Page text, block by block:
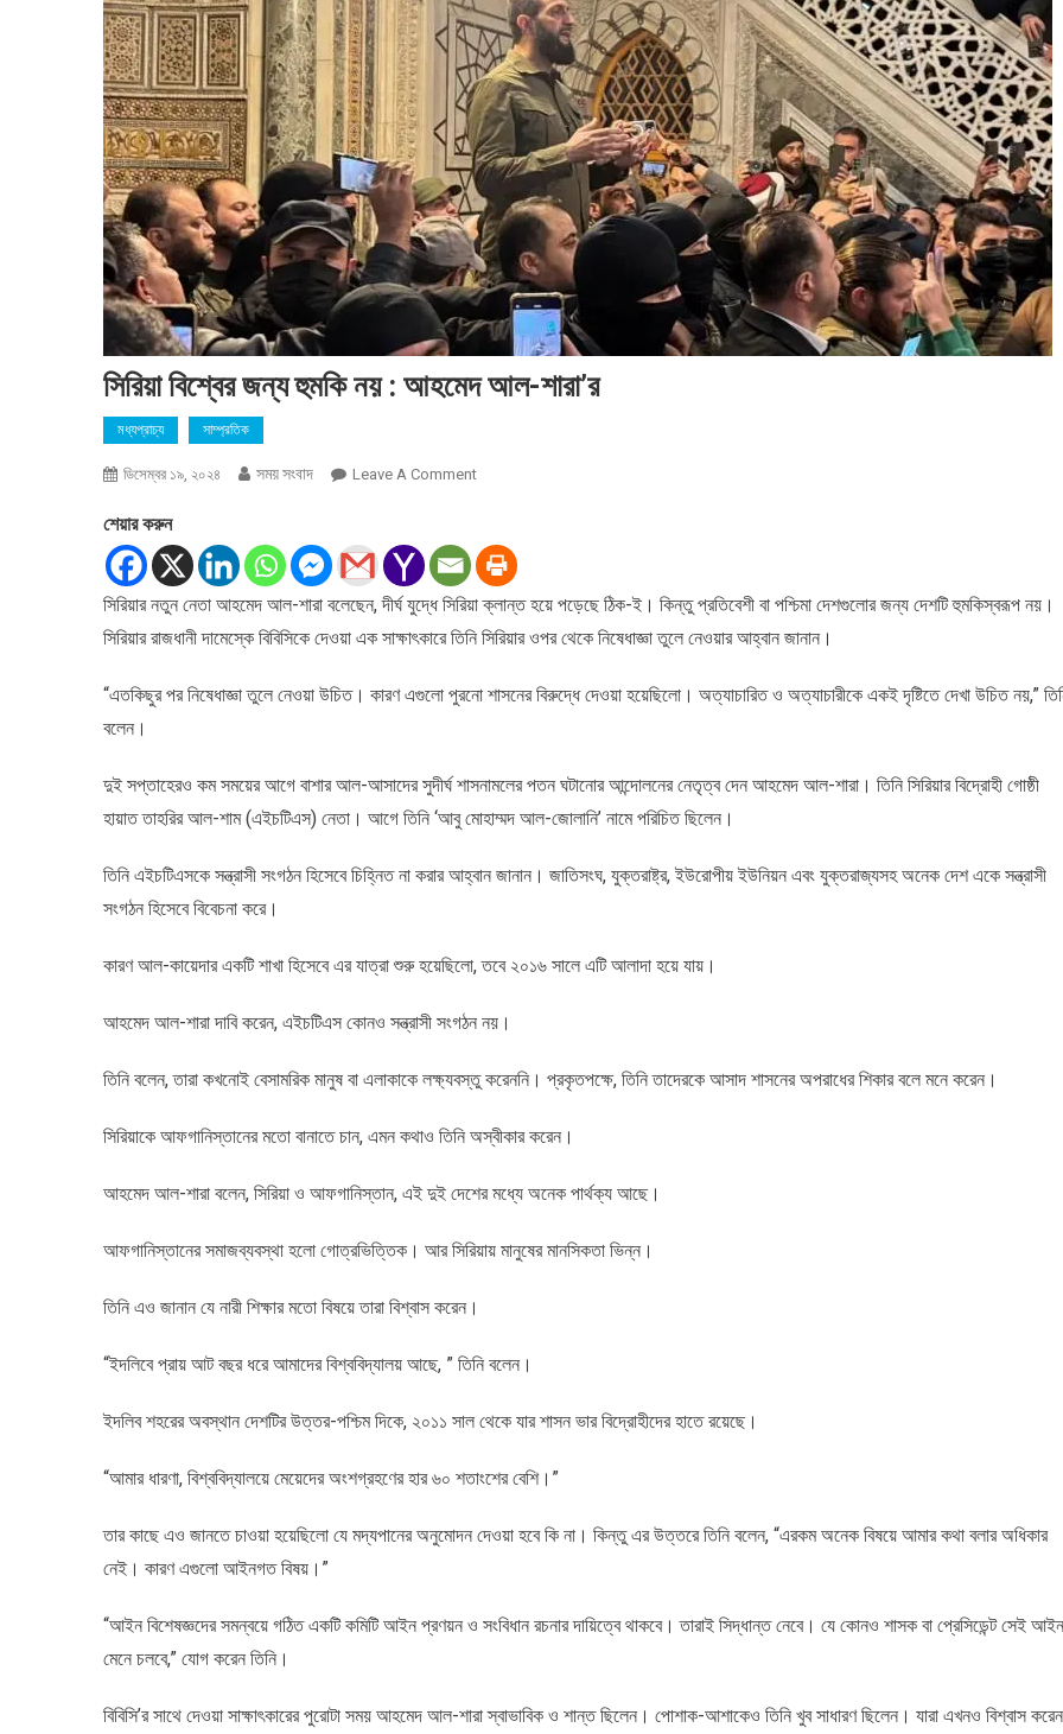
সিরিয়া বিশ্বের জন্য হুমকি নয় : আহমেদ আল-শারা’র
মধ্যপ্রাচ্য সাম্প্রতিক
ডিসেম্বর ১৯, ২০২৪ সময় সংবাদ Leave A CommentOn
জন্য
হুমকি
নয়
:
আল-
শেয়ার করুন
সিরিয়ার নতুন নেতা আহমেদ আল-শারা বলেছেন, দীর্ঘ যুদ্ধে সিরিয়া ক্লান্ত হয়ে পড়েছে ঠিক-ই। কিন্তু প্রতিবেশী বা পশ্চিমা দেশগুলোর জন্য দেশটি হুমকিস্বরূপ নয়।
সিরিয়ার রাজধানী দামেস্কে বিবিসিকে দেওয়া এক সাক্ষাৎকারে তিনি সিরিয়ার ওপর থেকে নিষেধাজ্ঞা তুলে নেওয়ার আহ্বান জানান।
“এতকিছুর পর নিষেধাজ্ঞা তুলে নেওয়া উচিত। কারণ এগুলো পুরনো শাসনের বিরুদ্ধে দেওয়া হয়েছিলো। অত্যাচারিত ও অত্যাচারীকে একই দৃষ্টিতে দেখা উচিত নয়,”
বলেন।
দুই সপ্তাহেরও কম সময়ের আগে বাশার আল-আসাদের সুদীর্ঘ শাসনামলের পতন ঘটানোর আন্দোলনের নেতৃত্ব দেন আহমেদ আল-শারা। তিনি সিরিয়ার বিদ্রোহী গোষ্ঠী
হায়াত তাহরির আল-শাম (এইচটিএস) নেতা। আগে তিনি ‘আবু মোহাম্মদ আল-জোলানি’ নামে পরিচিত ছিলেন।
তিনি এইচটিএসকে সন্ত্রাসী সংগঠন হিসেবে চিহ্নিত না করার আহ্বান জানান। জাতিসংঘ, যুক্তরাষ্ট্র, ইউরোপীয় ইউনিয়ন এবং যুক্তরাজ্যসহ অনেক দেশ একে সন্ত্রাসী
সংগঠন হিসেবে বিবেচনা করে।
কারণ আল-কায়েদার একটি শাখা হিসেবে এর যাত্রা শুরু হয়েছিলো, তবে ২০১৬ সালে এটি আলাদা হয়ে যায়।
আহমেদ আল-শারা দাবি করেন, এইচটিএস কোনও সন্ত্রাসী সংগঠন নয়।
তিনি বলেন, তারা কখনোই বেসামরিক মানুষ বা এলাকাকে লক্ষ্যবস্তু করেননি। প্রকৃতপক্ষে, তিনি তাদেরকে আসাদ শাসনের অপরাধের শিকার বলে মনে করেন।
সিরিয়াকে আফগানিস্তানের মতো বানাতে চান, এমন কথাও তিনি অস্বীকার করেন।
আহমেদ আল-শারা বলেন, সিরিয়া ও আফগানিস্তান, এই দুই দেশের মধ্যে অনেক পার্থক্য আছে।
আফগানিস্তানের সমাজব্যবস্থা হলো গোত্রভিত্তিক। আর সিরিয়ায় মানুষের মানসিকতা ভিন্ন।
তিনি এও জানান যে নারী শিক্ষার মতো বিষয়ে তারা বিশ্বাস করেন।
“ইদলিবে প্রায় আট বছর ধরে আমাদের বিশ্ববিদ্যালয় আছে, ” তিনি বলেন।
ইদলিব শহরের অবস্থান দেশটির উত্তর-পশ্চিম দিকে, ২০১১ সাল থেকে যার শাসন ভার বিদ্রোহীদের হাতে রয়েছে।
“আমার ধারণা, বিশ্ববিদ্যালয়ে মেয়েদের অংশগ্রহণের হার ৬০ শতাংশের বেশি।”
তার কাছে এও জানতে চাওয়া হয়েছিলো যে মদ্যপানের অনুমোদন দেওয়া হবে কি না। কিন্তু এর উত্তরে তিনি বলেন, “এরকম অনেক বিষয়ে আমার কথা বলার অধিকার
নেই। কারণ এগুলো আইনগত বিষয়।”
“আইন বিশেষজ্ঞদের সমন্বয়ে গঠিত একটি কমিটি আইন প্রণয়ন ও সংবিধান রচনার দায়িত্বে থাকবে। তারাই সিদ্ধান্ত নেবে। যে কোনও শাসক বা প্রেসিডেন্ট সেই আইন
মেনে চলবে,” যোগ করেন তিনি।
বিবিসি’র সাথে দেওয়া সাক্ষাৎকারের পুরোটা সময় আহমেদ আল-শারা স্বাভাবিক ও শান্ত ছিলেন। পোশাক-আশাকেও তিনি খুব সাধারণ ছিলেন। যারা এখনও বিশ্বাস করেন
সময়
সংবাদ
সময়
সংবাদ
সময়
সংবাদ
সময়